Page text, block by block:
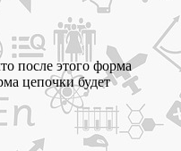
после этого форма
цепочки будет